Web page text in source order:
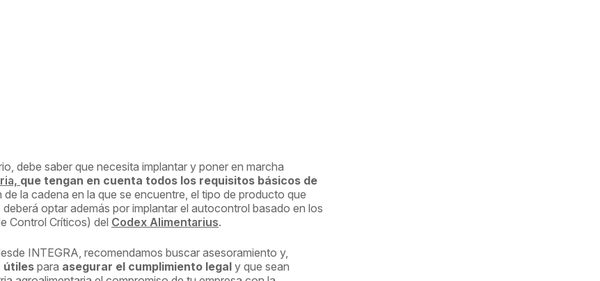
debe saber que necesita implantar y poner en marcha
que tengan en cuenta todos los requisitos básicos de
la cadena en la que se encuentre, el tipo de producto que
optar además por implantar el autocontrol basado en los
Control Críticos) del Codex Alimentarius.
INTEGRA, recomendamos buscar asesoramiento y,
útiles para asegurar el cumplimiento legal y que sean